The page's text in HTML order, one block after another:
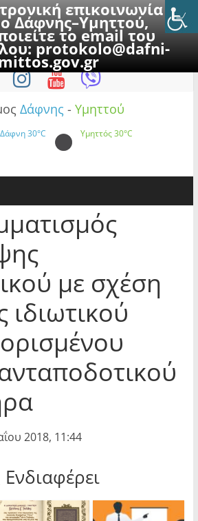
επικοινωνία με
Δάφνης–Υμηττού,
το email του
protokolo@dafni-
9 Αυγούστου 2026
Δάφνης - Υμηττού
Δάφνη30°C Υμηττός30°C
με σχέση
ιδιωτικού
2018, 11:44